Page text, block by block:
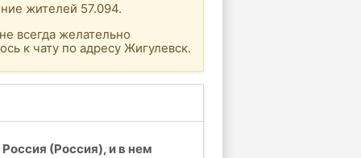
жителей 57.094.
всегда желательно
к чату по адресу Жигулевск.
(Россия), и в нем